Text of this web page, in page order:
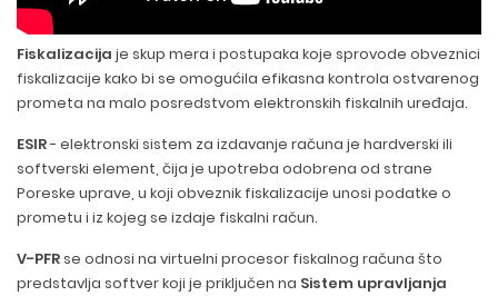
Fiskalizacija je skup mera i postupaka koje sprovode obveznici
fiskalizacije kako bi se omogućila efikasna kontrola ostvarenog
prometa na malo posredstvom elektronskih fiskalnih uređaja.
ESIR- elektronski sistem za izdavanje računa je hardverski ili
softverski element, čija je upotreba odobrena od strane
Poreske uprave, u koji obveznik fiskalizacije unosi podatke o
prometu i iz kojeg se izdaje fiskalni račun.
V-PFR se odnosi na virtuelni procesor fiskalnog računa što
predstavlja softver koji je priključen na Sistem upravljanja